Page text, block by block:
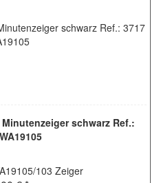
schwarz Ref.:
103 Zeiger